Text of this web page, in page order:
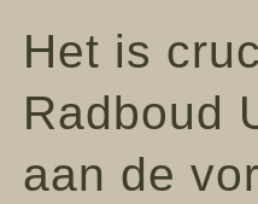
Het is
Radboud
aan de